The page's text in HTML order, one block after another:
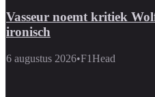
Vasseur noemt kritiek
ironisch
6 augustus 2026•F1Head